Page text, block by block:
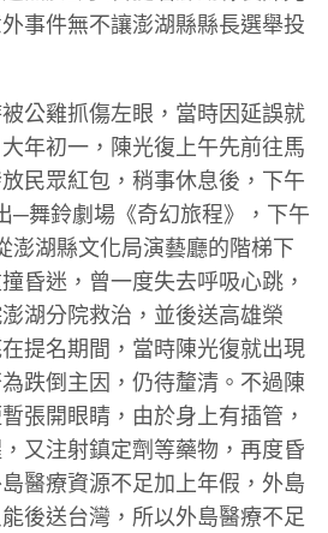
事件無不讓澎湖縣縣長選舉投
公雞抓傷左眼，當時因延誤就
年初一，陳光復上午先前往馬
民眾紅包，稍事休息後，下午
─舞鈴劇場《奇幻旅程》，下午
澎湖縣文化局演藝廳的階梯下
昏迷，曾一度失去呼吸心跳，
湖分院救治，並後送高雄榮
提名期間，當時陳光復就出現
跌倒主因，仍待釐清。不過陳
張開眼睛，由於身上有插管，
又注射鎮定劑等藥物，再度昏
醫療資源不足加上年假，外島
後送台灣，所以外島醫療不足